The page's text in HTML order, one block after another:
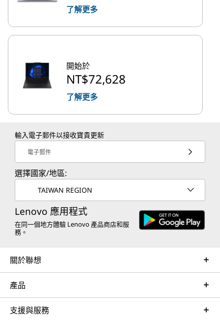
了解更多
開始於
NT$72,628
了解更多
輸入電子郵件以接收寶貴更新
電子郵件
選擇國家/地區:
TAIWAN REGION
Lenovo 應用程式
在同一個地方體驗 Lenovo 產品商店和服
務。
關於聯想
產品
支援與服務